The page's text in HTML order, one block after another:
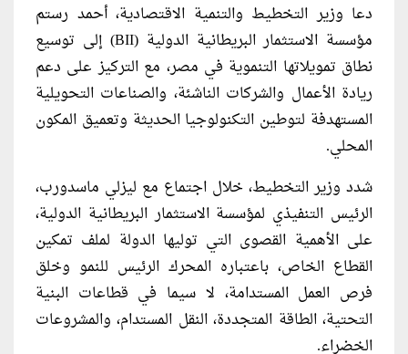
دعا وزير التخطيط والتنمية الاقتصادية، أحمد رستم
مؤسسة الاستثمار البريطانية الدولية (BII) إلى توسيع
نطاق تمويلاتها التنموية في مصر، مع التركيز على دعم
ريادة الأعمال والشركات الناشئة، والصناعات التحويلية
المستهدفة لتوطين التكنولوجيا الحديثة وتعميق المكون
المحلي.
شدد وزير التخطيط، خلال اجتماع مع ليزلي ماسدورب،
الرئيس التنفيذي لمؤسسة الاستثمار البريطانية الدولية،
على الأهمية القصوى التي توليها الدولة لملف تمكين
القطاع الخاص، باعتباره المحرك الرئيس للنمو وخلق
فرص العمل المستدامة، لا سيما في قطاعات البنية
التحتية، الطاقة المتجددة، النقل المستدام، والمشروعات
الخضراء.